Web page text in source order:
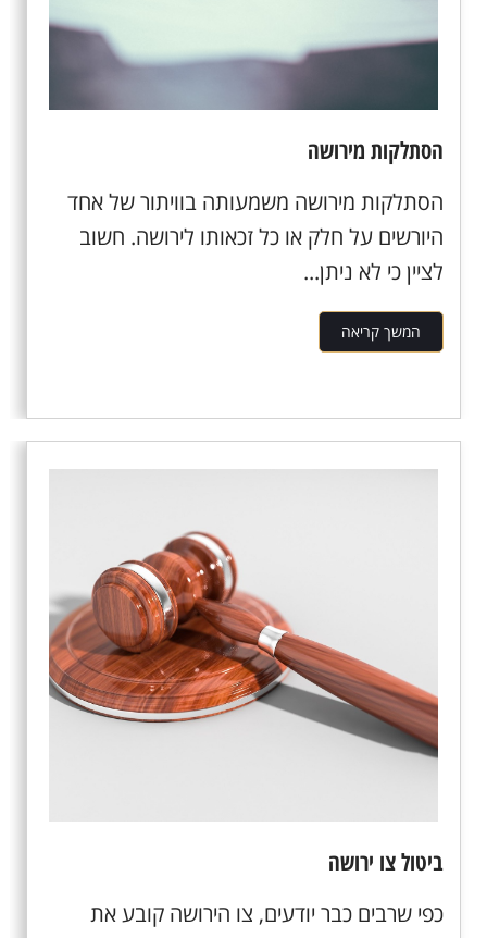
הסתלקות מירושה
הסתלקות מירושה משמעותה בוויתור של אחד
היורשים על חלק או כל זכאותו לירושה. חשוב
לציין כי לא ניתן...
המשך קריאה
ביטול צו ירושה
כפי שרבים כבר יודעים, צו הירושה קובע את